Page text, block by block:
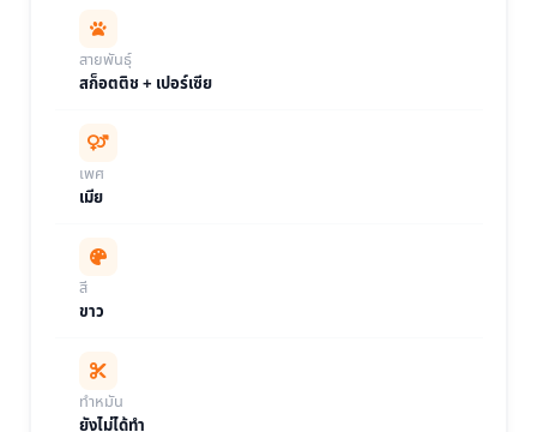
สายพันธุ์
สก็อตติช + เปอร์เซีย
เพศ
เมีย
สี
ขาว
ทำหมัน
ยังไม่ได้ทำ